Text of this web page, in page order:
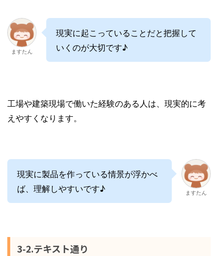
ますたん
現実に起こっていることだと把握して
いくのが大切です♪
工場や建築現場で働いた経験のある人は、現実的に考
えやすくなります。
現実に製品を作っている情景が浮かべ
ば、理解しやすいです♪
ますたん
3-2.テキスト通り